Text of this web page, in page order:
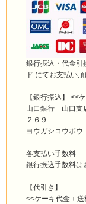
銀行振込・代金引
ド にてお支払い頂
【銀行振込】 <<
山口銀行 山口
２６９
ヨウガシコウボ
各支払い手数料
銀行振込手数料は
【代引き】
<<ケーキ代金＋